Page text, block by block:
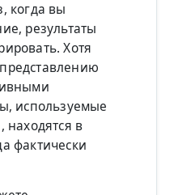
когда вы
результаты
Хотя
используемые
находятся в
фактически